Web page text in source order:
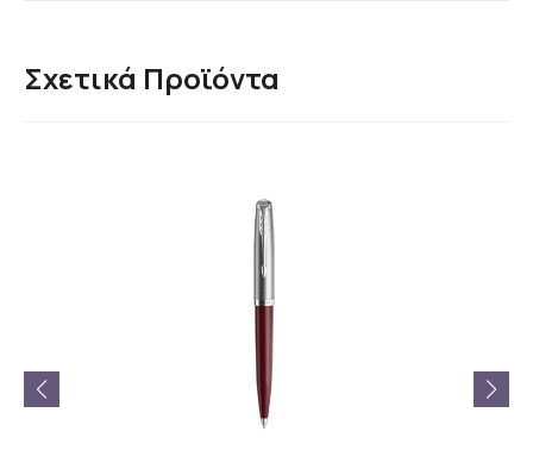
Σχετικά Προϊόντα